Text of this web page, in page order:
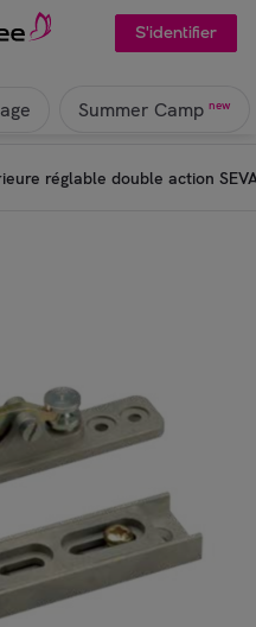
S'identifier
Summer Camp new
réglable double action